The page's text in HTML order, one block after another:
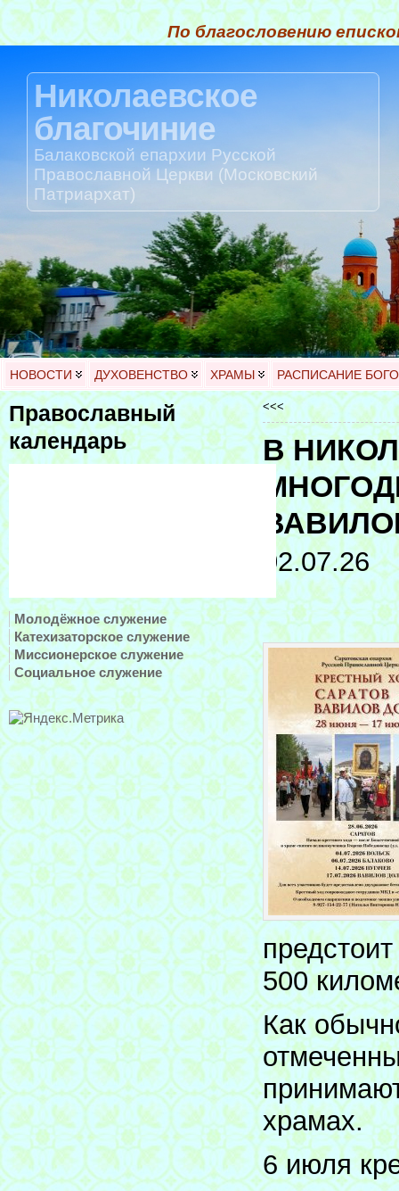
По благословению
Николаевское
благочиние
Балаковской епархии Русской
Православной Церкви (Московский
Патриархат)
НОВОСТИ ДУХОВЕНСТВО ХРАМЫ РАСПИСАНИЕ
Православный
календарь
Молодёжное служение
Катехизаторское служение
Миссионерское служение
Социальное служение
<<<
В
02.07.26
500
Как
храмах.
6 июля